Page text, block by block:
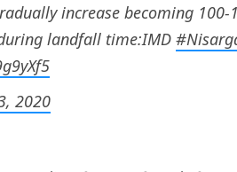
increase becoming
landfall time:IMD
2020